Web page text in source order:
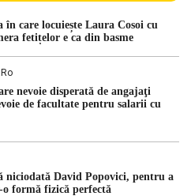
[…]
în care locuiește Laura Cosoi cu
fetițelor e ca din basme
nevoie disperată de angajaţi
de facultate pentru salarii cu
niciodată David Popovici, pentru a
o formă fizică perfectă